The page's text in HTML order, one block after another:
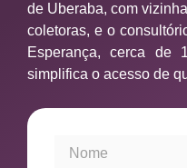
de Uberaba, com
coletoras, e o
Esperança, cerca de
simplifica o acesso de